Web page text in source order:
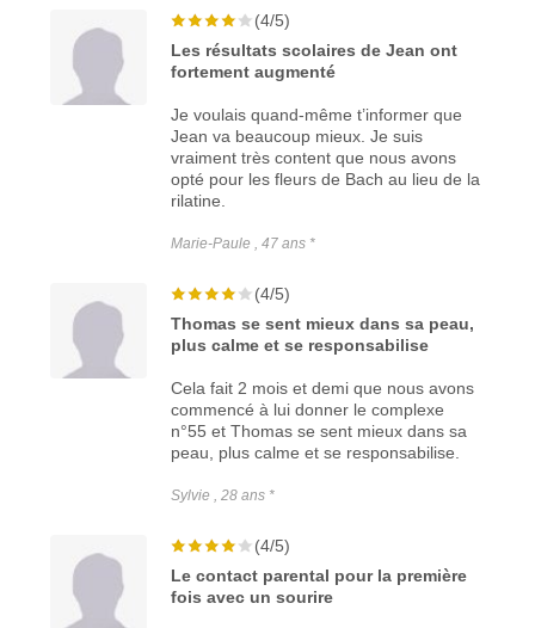
(4/5)
Les résultats scolaires de Jean ont
fortement augmenté
Je voulais quand-même t’informer que
Jean va beaucoup mieux. Je suis
vraiment très content que nous avons
opté pour les fleurs de Bach au lieu de la
rilatine.
Marie-Paule , 47 ans *
(4/5)
Thomas se sent mieux dans sa peau,
plus calme et se responsabilise
Cela fait 2 mois et demi que nous avons
commencé à lui donner le complexe
n°55 et Thomas se sent mieux dans sa
peau, plus calme et se responsabilise.
Sylvie , 28 ans *
(4/5)
Le contact parental pour la première
fois avec un sourire